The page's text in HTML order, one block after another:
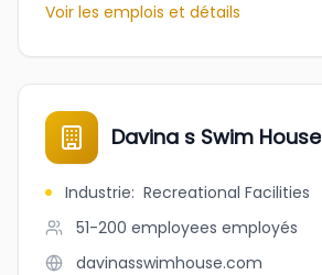
Voir les emplois et détails
Davina s Swim House
Industrie: Recreational Facilities
51-200 employees employés
davinasswimhouse.com